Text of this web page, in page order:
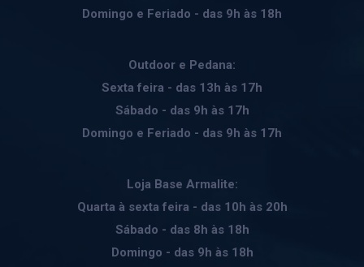
Domingo e Feriado - das 9h às 18h
Outdoor e Pedana:
Sexta feira - das 13h às 17h
Sábado - das 9h às 17h
Domingo e Feriado - das 9h às 17h
Loja Base Armalite:
Quarta à sexta feira - das 10h às 20h
Sábado - das 8h às 18h
Domingo - das 9h às 18h